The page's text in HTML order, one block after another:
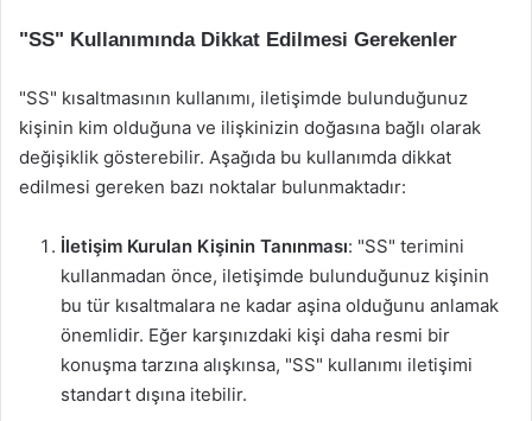
"SS" Kullanımında Dikkat Edilmesi Gerekenler
"SS" kısaltmasının kullanımı, iletişimde bulunduğunuz
kişinin kim olduğuna ve ilişkinizin doğasına bağlı olarak
değişiklik gösterebilir. Aşağıda bu kullanımda dikkat
edilmesi gereken bazı noktalar bulunmaktadır:
İletişim Kurulan Kişinin Tanınması: "SS" terimini
kullanmadan önce, iletişimde bulunduğunuz kişinin
bu tür kısaltmalara ne kadar aşina olduğunu anlamak
önemlidir. Eğer karşınızdaki kişi daha resmi bir
konuşma tarzına alışkınsa, "SS" kullanımı iletişimi
standart dışına itebilir.